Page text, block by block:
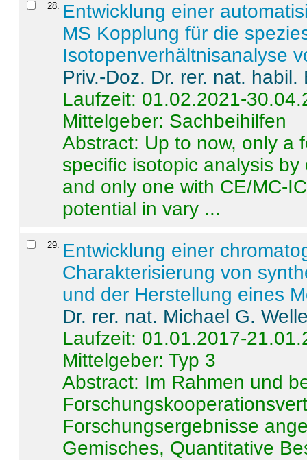
28. Entwicklung einer
MS Kopplung für die
Isotopenverhältnisanalyse
Priv.-Doz. Dr. rer. nat.
Laufzeit: 01.02.2021-
Mittelgeber: Sachbeihilfen
Abstract: Up to now, only a
specific isotopic analysis
and only one with CE/MC-
potential in vary ...
29. Entwicklung einer
Charakterisierung von
und der Herstellung eines
Dr. rer. nat. Michael G.
Laufzeit: 01.01.2017-
Mittelgeber: Typ 3
Abstract: Im Rahmen und
Forschungsergebnisse
Gemisches, Quantitative